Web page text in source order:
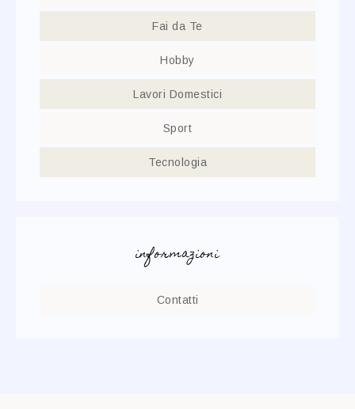
Fai da Te
Hobby
Lavori Domestici
Sport
Tecnologia
informazioni
Contatti